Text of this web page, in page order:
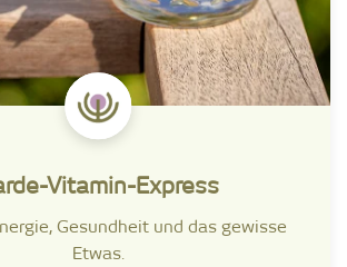
Vitamin-Express
Gesundheit und das gewisse
Etwas.